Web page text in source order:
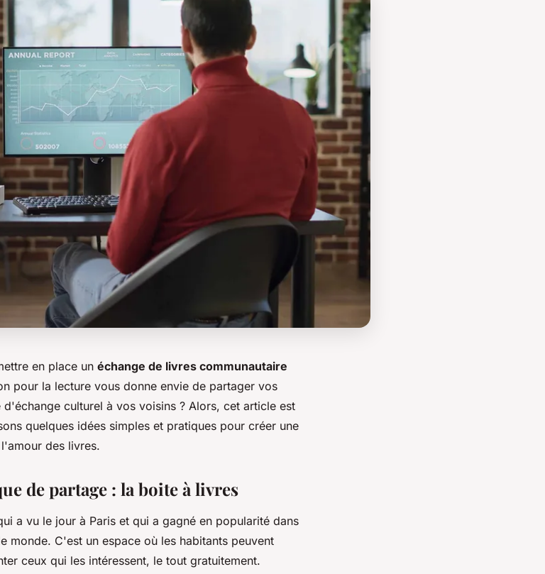
en place un échange de livres communautaire
pour la lecture vous donne envie de partager vos
culturel à vos voisins ? Alors, cet article est
quelques idées simples et pratiques pour créer une
des livres.
de partage : la boite à livres
a vu le jour à Paris et qui a gagné en popularité dans
monde. C'est un espace où les habitants peuvent
ceux qui les intéressent, le tout gratuitement.